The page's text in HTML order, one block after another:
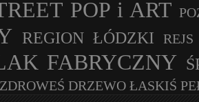
POP i ART
REGION ŁÓDZKI
FABRYCZNY
ZDROWEŚ DRZEWO ŁASKIŚ